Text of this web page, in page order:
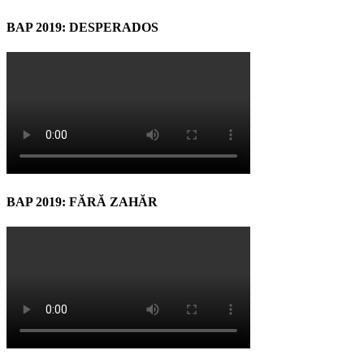
BAP 2019: DESPERADOS
BAP 2019: FĂRĂ ZAHĂR